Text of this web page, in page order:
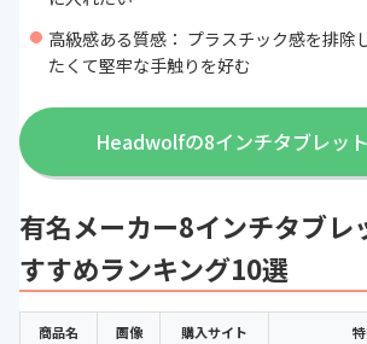
高級感ある質感： プラスチック感を排除
たくて堅牢な手触りを好む
Headwolfの8インチタブレッ
有名メーカー8インチタブレ
すすめランキング10選
商品名 画像 購入サイト